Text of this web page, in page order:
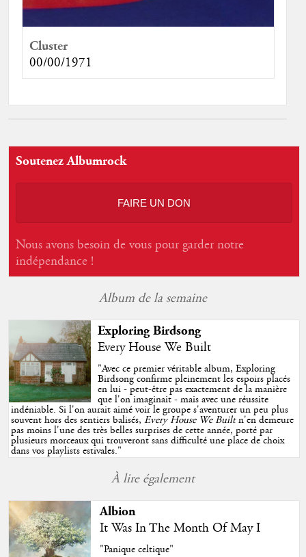
Cluster
00/00/1971
Soutenez Albumrock
FAIRE UN DON
Nous avons besoin de vous pour garder notre
indépendance !
Album de la semaine
Exploring Birdsong
Every House We Built
"Avec ce premier véritable album, Exploring
Birdsong confirme pleinement les espoirs placés
en lui - peut-être pas exactement de la manière
que l'on imaginait - mais avec une réussite
indéniable. Si l'on aurait aimé voir le groupe s'aventurer un peu plus
souvent hors des sentiers balisés,Every House We Builtn'en demeure
pas moins l'une des très belles surprises de cette année, porté par
plusieurs morceaux qui trouveront sans difficulté une place de choix
dans vos playlists estivales."
À lire également
Albion
It Was In The Month Of May I
"Panique celtique"